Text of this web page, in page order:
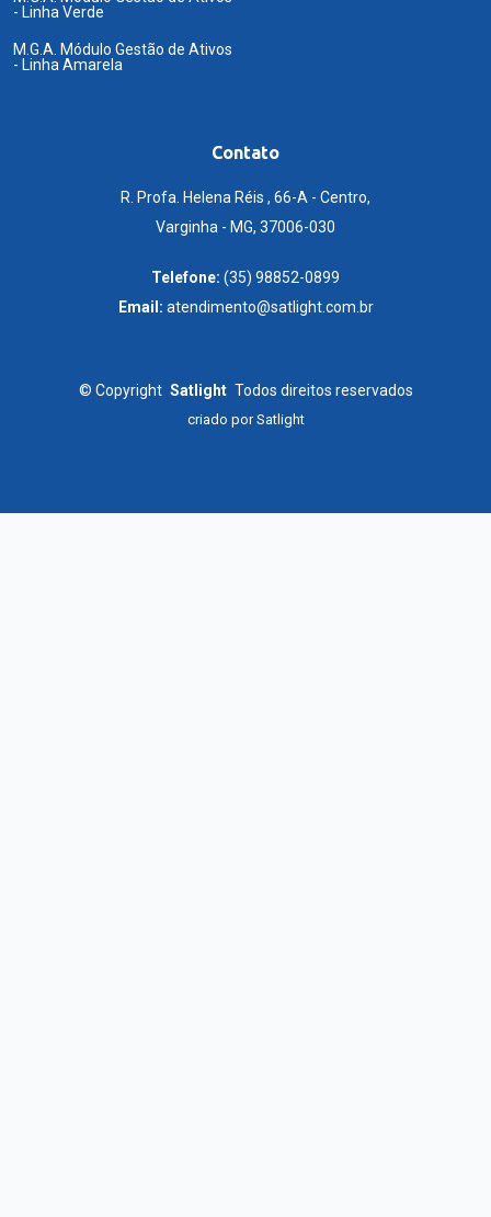
- Linha Verde
M.G.A. Módulo Gestão de Ativos
- Linha Amarela
Contato
R. Profa. Helena Réis , 66-A - Centro,
Varginha - MG, 37006-030
Telefone: (35) 98852-0899
Email: atendimento@satlight.com.br
© Copyright Satlight Todos direitos reservados
criado porSatlight